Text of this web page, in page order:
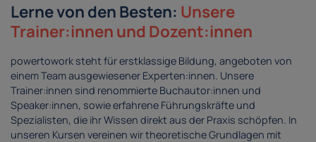
Lerne von den Besten: Unsere
Trainer:innen und Dozent:innen
powertowork steht für erstklassige Bildung, angeboten von
einem Team ausgewiesener Experten:innen. Unsere
Trainer:innen sind renommierte Buchautor:innen und
Speaker:innen, sowie erfahrene Führungskräfte und
Spezialisten, die ihr Wissen direkt aus der Praxis schöpfen. In
unseren Kursen vereinen wir theoretische Grundlagen mit